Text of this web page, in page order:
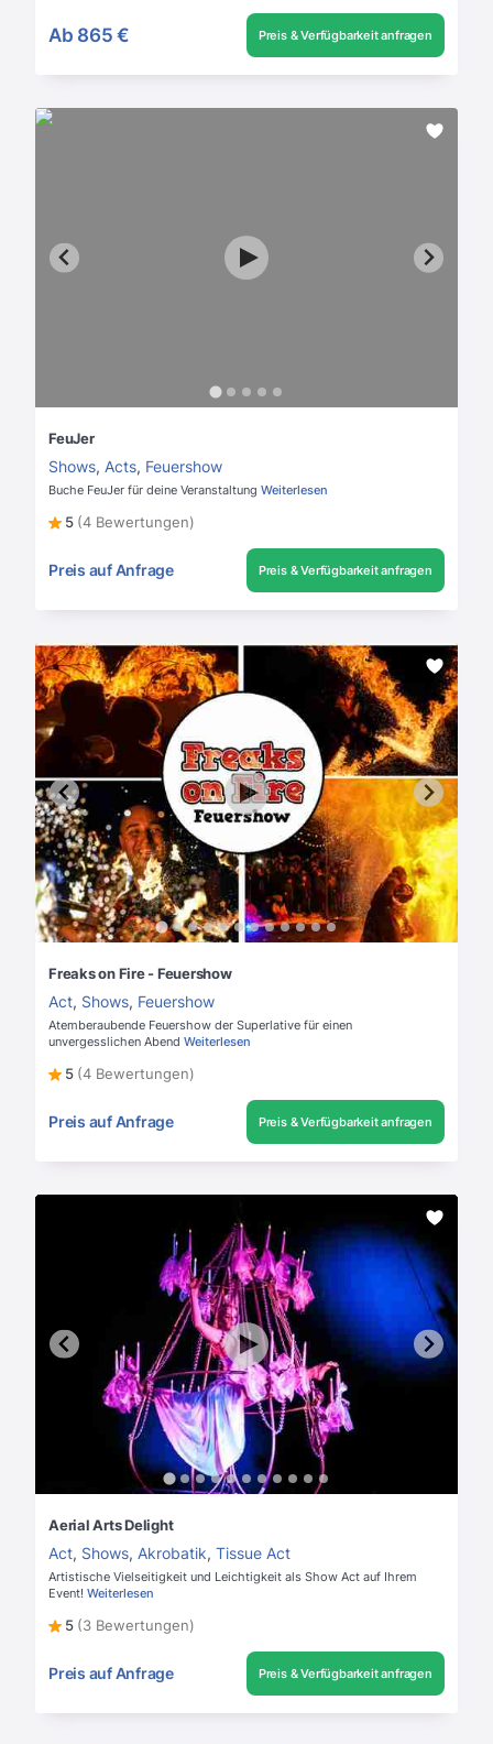
Ab 865 € Preis & Verfügbarkeit anfragen
FeuJer
Shows, Acts, Feuershow
Buche FeuJer für deine Veranstaltung Weiterlesen
5 (4 Bewertungen)
Preis auf Anfrage Preis & Verfügbarkeit anfragen
Freaks on Fire - Feuershow
Act, Shows, Feuershow
Atemberaubende Feuershow der Superlative für einen
unvergesslichen Abend Weiterlesen
5 (4 Bewertungen)
Preis auf Anfrage Preis & Verfügbarkeit anfragen
Aerial Arts Delight
Act, Shows, Akrobatik, Tissue Act
Artistische Vielseitigkeit und Leichtigkeit als Show Act auf Ihrem
Event! Weiterlesen
5 (3 Bewertungen)
Preis auf Anfrage Preis & Verfügbarkeit anfragen